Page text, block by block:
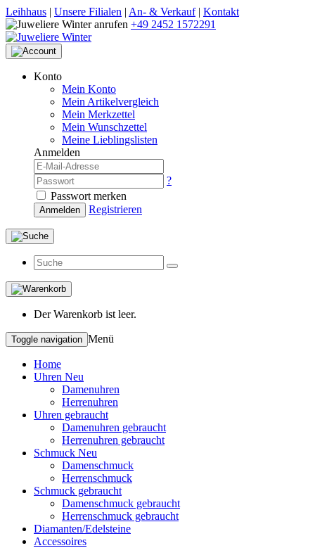
Leihhaus | Unsere Filialen | An- & Verkauf| Kontakt
+49 2452 1572291
Konto
Mein Konto
Mein Artikelvergleich
Mein Merkzettel
Mein Wunschzettel
Meine Lieblingslisten
Anmelden
?
Passwort merken
Anmelden Registrieren
Der Warenkorb ist leer.
Toggle navigation Menü
Home
Uhren Neu
Damenuhren
Herrenuhren
Uhren gebraucht
Damenuhren gebraucht
Herrenuhren gebraucht
Schmuck Neu
Damenschmuck
Herrenschmuck
Schmuck gebraucht
Damenschmuck gebraucht
Herrenschmuck gebraucht
Diamanten/Edelsteine
Accessoires